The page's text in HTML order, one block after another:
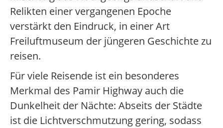
Relikten einer vergangenen Epoche
verstärkt den Eindruck, in einer Art
Freiluftmuseum der jüngeren Geschichte zu
reisen.
Für viele Reisende ist ein besonderes
Merkmal des Pamir Highway auch die
Dunkelheit der Nächte: Abseits der Städte
ist die Lichtverschmutzung gering, sodass